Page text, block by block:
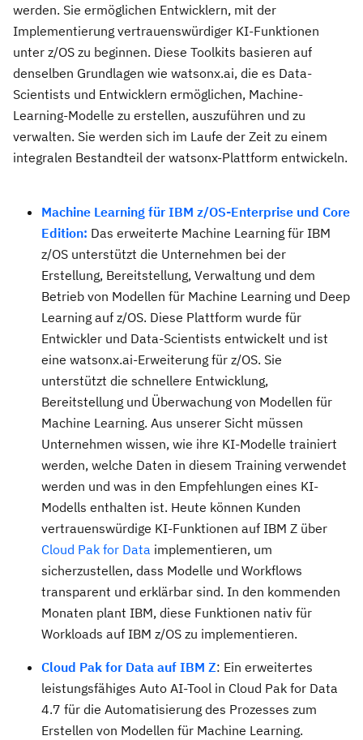
werden. Sie ermöglichen Entwicklern, mit der
Implementierung vertrauenswürdiger KI-Funktionen
unter z/OS zu beginnen. Diese Toolkits basieren auf
denselben Grundlagen wie watsonx.ai, die es Data-
Scientists und Entwicklern ermöglichen, Machine-
Learning-Modelle zu erstellen, auszuführen und zu
verwalten. Sie werden sich im Laufe der Zeit zu einem
integralen Bestandteil der watsonx-Plattform entwickeln.
Machine Learning für IBM z/OS-Enterprise und Core
Edition: Das erweiterte Machine Learning für IBM
z/OS unterstützt die Unternehmen bei der
Erstellung, Bereitstellung, Verwaltung und dem
Betrieb von Modellen für Machine Learning und Deep
Learning auf z/OS. Diese Plattform wurde für
Entwickler und Data-Scientists entwickelt und ist
eine watsonx.ai-Erweiterung für z/OS. Sie
unterstützt die schnellere Entwicklung,
Bereitstellung und Überwachung von Modellen für
Machine Learning. Aus unserer Sicht müssen
Unternehmen wissen, wie ihre KI-Modelle trainiert
werden, welche Daten in diesem Training verwendet
werden und was in den Empfehlungen eines KI-
Modells enthalten ist. Heute können Kunden
vertrauenswürdige KI-Funktionen auf IBM Z über
Cloud Pak for Data implementieren, um
sicherzustellen, dass Modelle und Workflows
transparent und erklärbar sind. In den kommenden
Monaten plant IBM, diese Funktionen nativ für
Workloads auf IBM z/OS zu implementieren.
Cloud Pak for Data auf IBM Z: Ein erweitertes
leistungsfähiges Auto AI-Tool in Cloud Pak for Data
4.7 für die Automatisierung des Prozesses zum
Erstellen von Modellen für Machine Learning.